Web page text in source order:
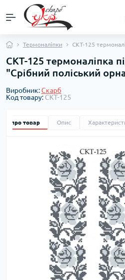
Термоналіпки СКТ-125
СКТ-125 термоналіпка
"Срібний поліський
Виробник:Скарб
Код товару: СКТ-125
про товар Опис